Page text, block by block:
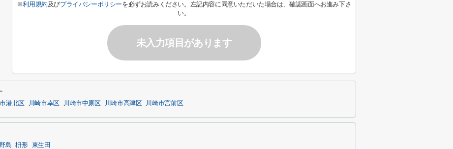
※利用規約及びプライバシーポリシーを必ずお読みください。左記内容に同意いただいた場合は、確認画面へお進み下さ
い。
未入力項目があります
港北区 川崎市幸区 川崎市中原区 川崎市高津区 川崎市宮前区
島 枡形 東生田